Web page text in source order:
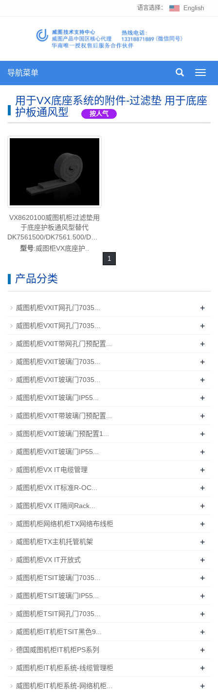
语言选择：
导航菜单
用于VX底座系统的附件-过滤垫 用于底座
护板通风型
按人气
VX8620100威图机柜过滤垫用
于底座护板通风型替代
DK7561500/DK7561.500/DK7581500/DK7581.500-
德国威图制造-rittal威图机柜威
VX8620.100
型号:威图柜VX底座护..
1
产品分类
威图机柜VXIT网孔门7035... +
威图机柜VXIT网孔门7035... +
威图机柜VXIT带网孔门预配置... +
威图机柜VXIT玻璃门7035... +
威图机柜VXIT玻璃门7035... +
威图机柜VXIT玻璃门IP55... +
威图机柜VXIT带玻璃门预配置... +
威图机柜VXIT玻璃门预配置1... +
威图机柜VXIT玻璃门IP55... +
威图机柜VX IT电缆管理 +
威图机柜VX IT标准R-OC... +
威图机柜VX IT隔间Rack... +
威图机柜网络机柜TX网络布线柜 +
威图机柜TX主机托管机架 +
威图机柜VX IT开放式 +
威图机柜TSIT玻璃门7035... +
威图机柜TSIT玻璃门IP55... +
威图机柜TSIT网孔门7035... +
威图机柜IT机柜TSIT黑色9... +
德国威图机柜IT机柜PS系列 +
威图机柜IT机柜系统-线缆管理柜 +
威图机柜IT机柜系统-网络机柜... +